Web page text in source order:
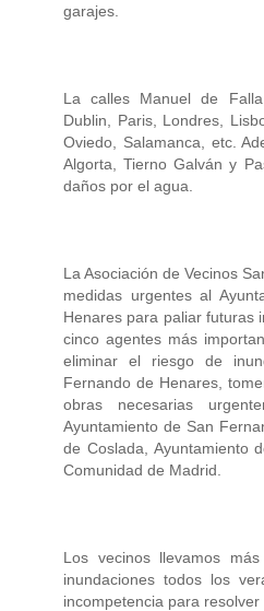
garajes.
La calles Manuel de
Dublin, Paris, Londres,
Oviedo, Salamanca, etc.
Algorta, Tierno Galván y
daños por el agua.
La Asociación de Vecinos
medidas urgentes al
Henares para paliar futuras
cinco agentes más
eliminar el riesgo de
Fernando de Henares,
obras necesarias
Ayuntamiento de San
de Coslada, Ayuntamiento
Comunidad de Madrid.
Los vecinos llevamos
inundaciones todos los
incompetencia para resolver